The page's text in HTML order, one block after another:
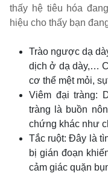
thấy hệ tiêu hóa
hiệu cho thấy bạn
Trào ngược dạ
dịch ở dạ dày,…
cơ thể mệt mỏi,
Viêm đại tràng:
tràng là buồn
chứng khác như
Tắc ruột: Đây là
bị gián đoạn
cảm giác quặn